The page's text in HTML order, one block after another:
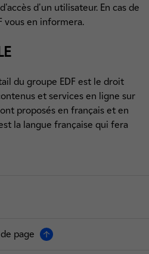
d'un utilisateur. En cas de
vous en informera.
du groupe EDF est le droit
et services en ligne sur
proposés en français et en
la langue française qui fera
page